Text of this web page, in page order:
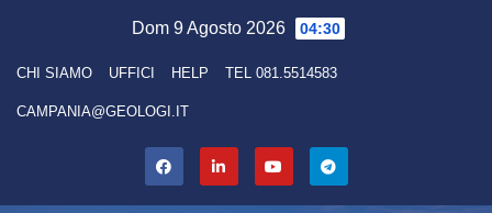
content
Dom 9 Agosto 2026 04:30
CHI SIAMO UFFICI HELP TEL 081.5514583
CAMPANIA@GEOLOGI.IT